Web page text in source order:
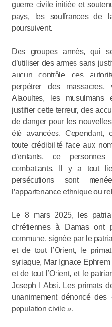
guerre civile initiée et
pays, les souffrances de
poursuivent.
Des groupes armés, qui
d’utiliser des armes sans
aucun contrôle des
perpétrer des massacres,
Alaouites, les musulmans
justifier cette terreur, des
de danger pour les
été avancées. Cependant,
toute crédibilité face aux
d’enfants, de
combattants. Il y a tout
persécutions sont
l’appartenance ethnique ou
Le 8 mars 2025, les
chrétiennes à Damas ont
commune, signée par le
et de tout l’Orient, le
syriaque, Mar Ignace Ephrem
et de tout l’Orient, et le
Joseph I Absi. Les primats
unanimement dénoncé
population civile ».